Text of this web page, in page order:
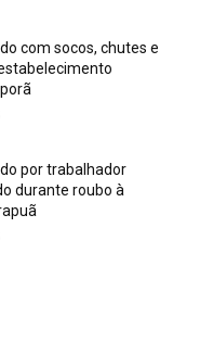
com socos, chutes e
por trabalhador
durante roubo à